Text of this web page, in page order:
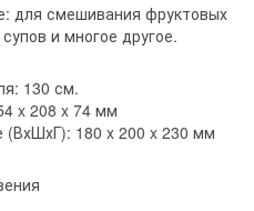
для смешивания фруктовых
и многое другое.
130 см.
x 208 x 74 мм
(ВхШхГ): 180 x 200 x 230 мм